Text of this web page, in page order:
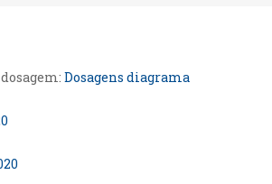
Dosagens diagrama